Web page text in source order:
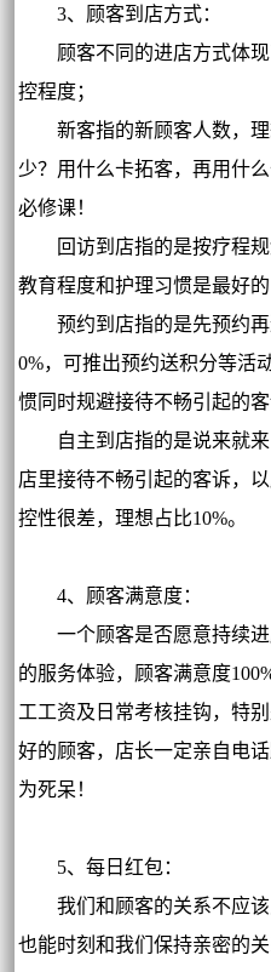
3、顾客到店方式：
顾客不同的进店方式体现
控程度；
新客指的新顾客人数，理
少？用什么卡拓客，再用什
必修课！
回访到店指的是按疗程规
教育程度和护理习惯是最好的
预约到店指的是先预约再
0%，可推出预约送积分等活
惯同时规避接待不畅引起的客
自主到店指的是说来就来
店里接待不畅引起的客诉，
控性很差，理想占比10%。
4、顾客满意度：
一个顾客是否愿意持续进
的服务体验，顾客满意度
工工资及日常考核挂钩，特
好的顾客，店长一定亲自电
为死呆！
5、每日红包：
我们和顾客的关系不应该
也能时刻和我们保持亲密的